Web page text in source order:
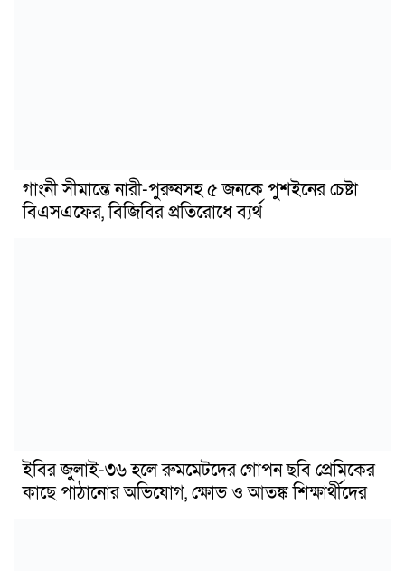
গাংনী সীমান্তে নারী-পুরুষসহ ৫ জনকে পুশইনের চেষ্টা
বিএসএফের, বিজিবির প্রতিরোধে ব্যর্থ
ইবির জুলাই-৩৬ হলে রুমমেটদের গোপন ছবি প্রেমিকের
কাছে পাঠানোর অভিযোগ, ক্ষোভ ও আতঙ্ক শিক্ষার্থীদের